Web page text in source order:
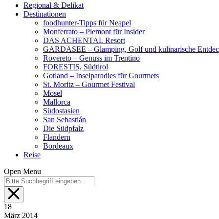
Regional & Delikat
Destinationen
foodhunter-Tipps für Neapel
Monferrato – Piemont für Insider
DAS ACHENTAL Resort
GARDASEE – Glamping, Golf und kulinarische
Rovereto – Genuss im Trentino
FORESTIS, Südtirol
Gotland – Inselparadies für Gourmets
St. Moritz – Gourmet Festival
Mosel
Mallorca
Südostasien
San Sebastián
Die Südpfalz
Flandern
Bordeaux
Reise
Open Menu
18
März 2014